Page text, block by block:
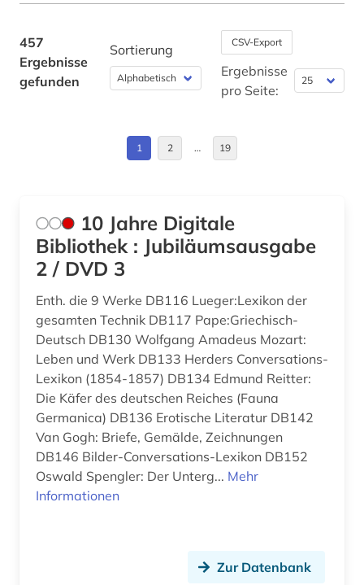
baurecht (1)
bergbau (3)
berlin (1)
beschaffung (1)
betriebsführung (3)
betriebsorganisation (2)
betriebsschutz (1)
betriebssicherheit (2)
Japan (1)
Palaestina (1)
Sachsen (1)
Schweden (1)
Schweiz (6)
Spanien (2)
USA (15)
Ungarn (2)
457
Ergebnisse
gefunden
Sortierung CSV-Export
Ergebnisse
pro Seite:
1 2 … 19
10 Jahre Digitale
Bibliothek : Jubiläumsausgabe
2 / DVD 3
Enth. die 9 Werke DB116 Lueger:Lexikon der
gesamten Technik DB117 Pape:Griechisch-
Deutsch DB130 Wolfgang Amadeus Mozart:
Leben und Werk DB133 Herders Conversations-
Lexikon (1854-1857) DB134 Edmund Reitter:
Die Käfer des deutschen Reiches (Fauna
Germanica) DB136 Erotische Literatur DB142
Van Gogh: Briefe, Gemälde, Zeichnungen
DB146 Bilder-Conversations-Lexikon DB152
Oswald Spengler: Der Unterg... Mehr
Informationen
Zur Datenbank